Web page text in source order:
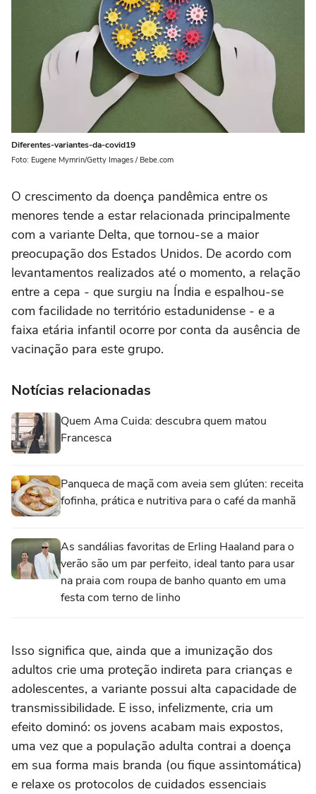
Diferentes-variantes-da-covid19
Foto: Eugene Mymrin/Getty Images / Bebe.com
O crescimento da doença pandêmica entre os
menores tende a estar relacionada principalmente
com a variante Delta, que tornou-se a maior
preocupação dos Estados Unidos. De acordo com
levantamentos realizados até o momento, a relação
entre a cepa - que surgiu na Índia e espalhou-se
com facilidade no território estadunidense - e a
faixa etária infantil ocorre por conta da ausência de
vacinação para este grupo.
Notícias relacionadas
Quem Ama Cuida: descubra quem matou
Francesca
Panqueca de maçã com aveia sem glúten: receita
fofinha, prática e nutritiva para o café da manhã
As sandálias favoritas de Erling Haaland para o
verão são um par perfeito, ideal tanto para usar
na praia com roupa de banho quanto em uma
festa com terno de linho
Isso significa que, ainda que a imunização dos
adultos crie uma proteção indireta para crianças e
adolescentes, a variante possui alta capacidade de
transmissibilidade. E isso, infelizmente, cria um
efeito dominó: os jovens acabam mais expostos,
uma vez que a população adulta contrai a doença
em sua forma mais branda (ou fique assintomática)
e relaxe os protocolos de cuidados essenciais